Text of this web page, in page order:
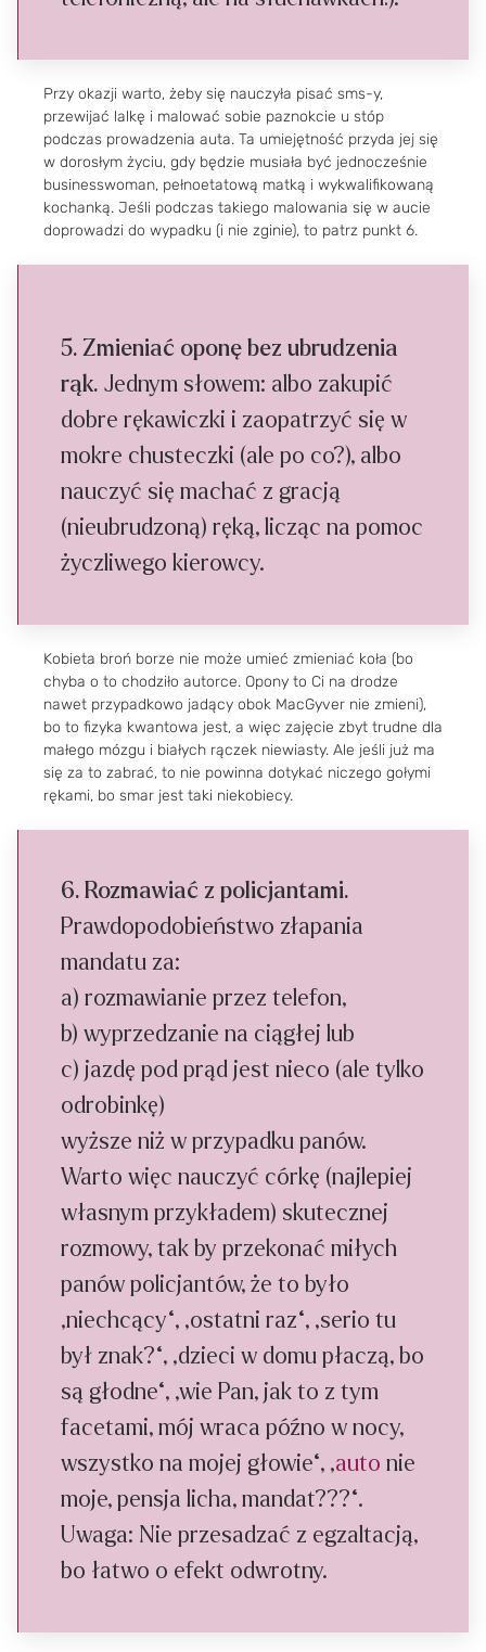
Przy okazji warto, żeby się nauczyła pisać sms-y,
przewijać lalkę i malować sobie paznokcie u stóp
podczas prowadzenia auta. Ta umiejętność przyda jej się
w dorosłym życiu, gdy będzie musiała być jednocześnie
businesswoman, pełnoetatową matką i wykwalifikowaną
kochanką. Jeśli podczas takiego malowania się w aucie
doprowadzi do wypadku (i nie zginie), to patrz punkt 6.
5. Zmieniać oponę bez ubrudzenia
rąk. Jednym słowem: albo zakupić
dobre rękawiczki i zaopatrzyć się w
mokre chusteczki (ale po co?), albo
nauczyć się machać z gracją
(nieubrudzoną) ręką, licząc na pomoc
życzliwego kierowcy.
Kobieta broń borze nie może umieć zmieniać koła (bo
chyba o to chodziło autorce. Opony to Ci na drodze
nawet przypadkowo jadący obok MacGyver nie zmieni),
bo to fizyka kwantowa jest, a więc zajęcie zbyt trudne dla
małego mózgu i białych rączek niewiasty. Ale jeśli już ma
się za to zabrać, to nie powinna dotykać niczego gołymi
rękami, bo smar jest taki niekobiecy.
6. Rozmawiać z policjantami.
Prawdopodobieństwo złapania
mandatu za:
a) rozmawianie przez telefon,
b) wyprzedzanie na ciągłej lub
c) jazdę pod prąd jest nieco (ale tylko
odrobinkę)
wyższe niż w przypadku panów.
Warto więc nauczyć córkę (najlepiej
własnym przykładem) skutecznej
rozmowy, tak by przekonać miłych
panów policjantów, że to było
„niechcący“, „ostatni raz“, „serio tu
był znak?“, „dzieci w domu płaczą, bo
są głodne“, „wie Pan, jak to z tym
facetami, mój wraca późno w nocy,
wszystko na mojej głowie“, „auto nie
moje, pensja licha, mandat???“.
Uwaga: Nie przesadzać z egzaltacją,
bo łatwo o efekt odwrotny.